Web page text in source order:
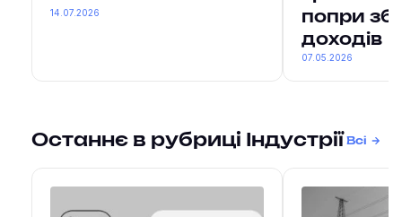
14.07.2026
попри
доходів
07.05.2026
Останнє в рубриці Індустрії Всі